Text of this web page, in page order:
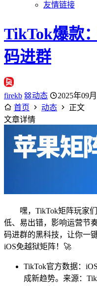
友情链接
TikTok爆款
码进群
firekb 动态 2025年09
首页
动态
正文
文章详情
嘿，TikTok矩阵玩家
低、易出错，影响运营节
码进群的黑科技，让你一
iOS免越狱矩阵！🚀
TikTok官方数据：
成新趋势。来源：